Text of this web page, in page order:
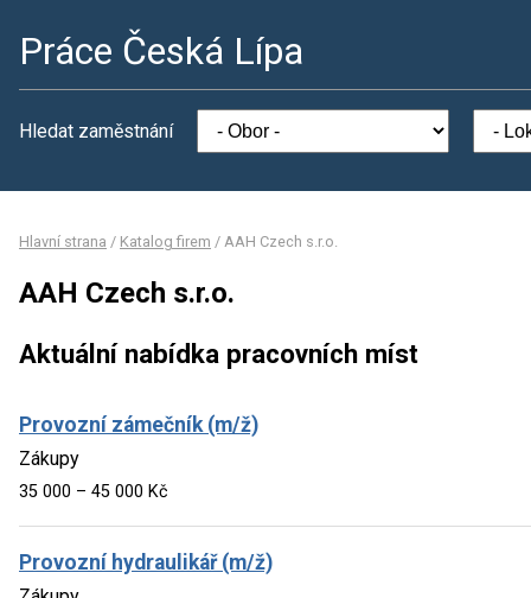
Práce Česká Lípa
Hledat zaměstnání
Hlavní strana / Katalog firem / AAH Czech s.r.o.
AAH Czech s.r.o.
Aktuální nabídka pracovních míst
Provozní zámečník (m/ž)
Zákupy
35 000 – 45 000 Kč
Provozní hydraulikář (m/ž)